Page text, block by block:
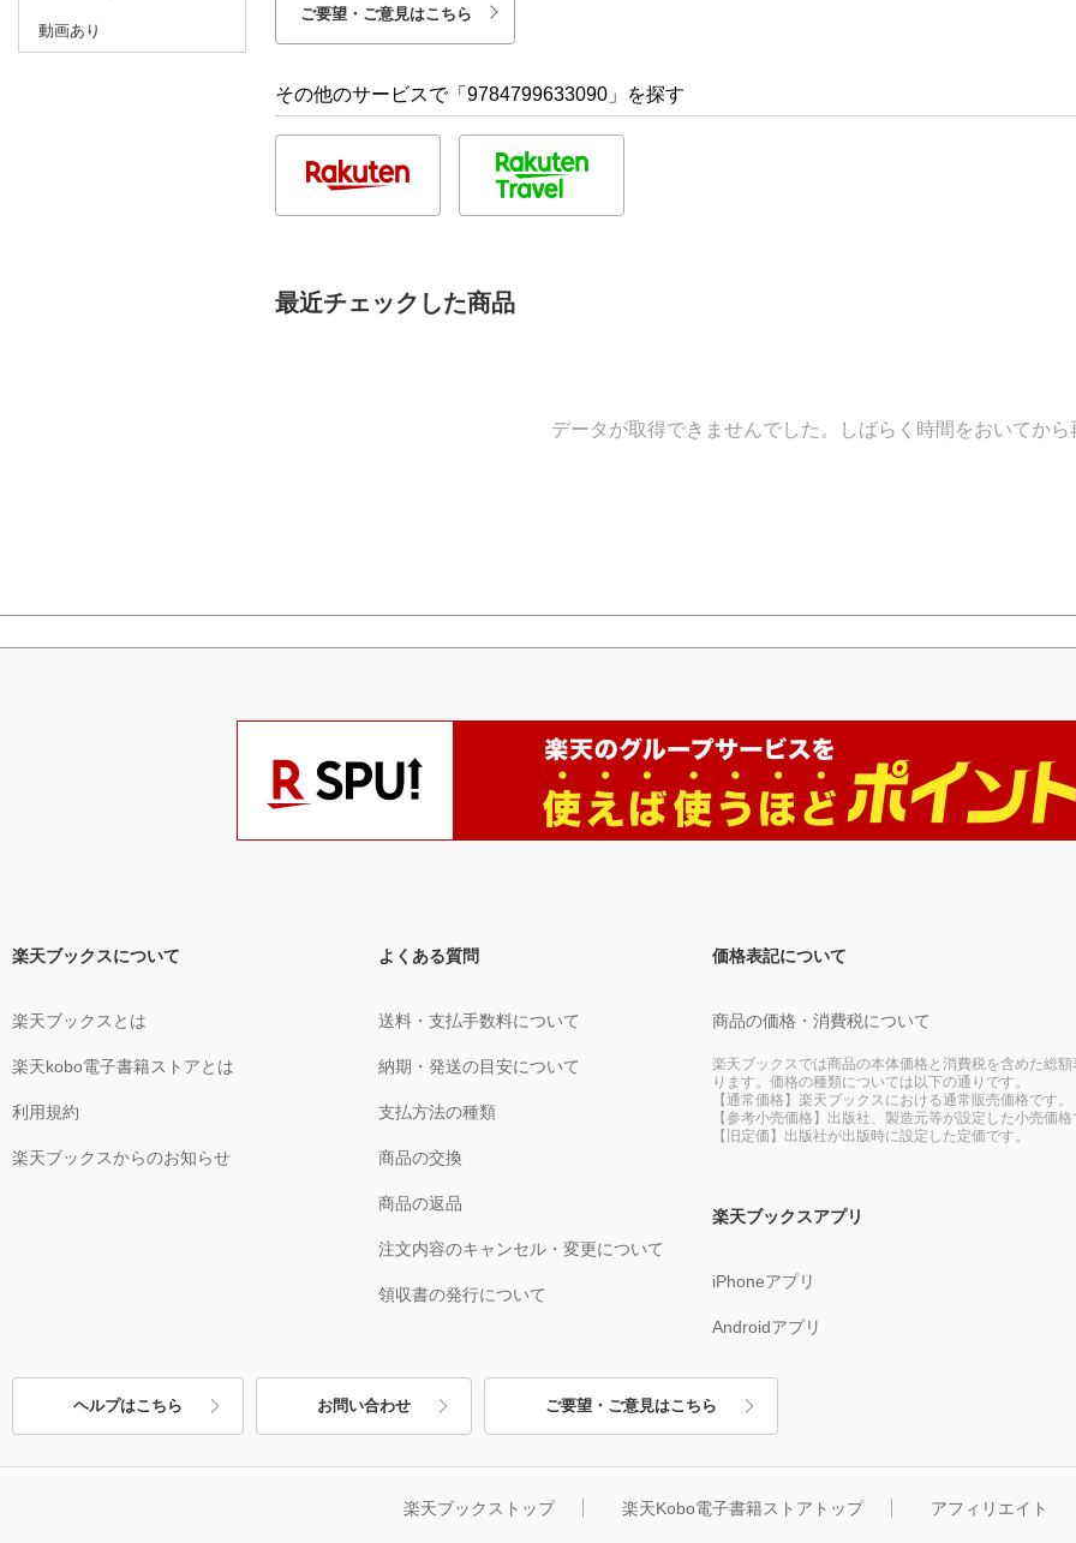
動画あり
ご要望・ご意見はこちら
その他のサービスで「9784799633090」を探す
最近チェックした商品
データが取得できませんでした。しばらく時間をおいてから
楽天ブックスについて
楽天ブックスとは
楽天kobo電子書籍ストアとは
利用規約
楽天ブックスからのお知らせ
よくある質問
送料・支払手数料について
納期・発送の目安について
支払方法の種類
商品の交換
商品の返品
注文内容のキャンセル・変更について
領収書の発行について
価格表記について
商品の価格・消費税について
楽天ブックスでは商品の本体価格と消費税を含めた総額
ります。価格の種類については以下の通りです。
【通常価格】楽天ブックスにおける通常販売価格です。
【参考小売価格】出版社、製造元等が設定した小売価格
【旧定価】出版社が出版時に設定した定価です。
楽天ブックスアプリ
iPhoneアプリ
Androidアプリ
ヘルプはこちら お問い合わせ ご要望・ご意見はこちら
楽天ブックストップ 楽天Kobo電子書籍ストアトップ アフィリエイト